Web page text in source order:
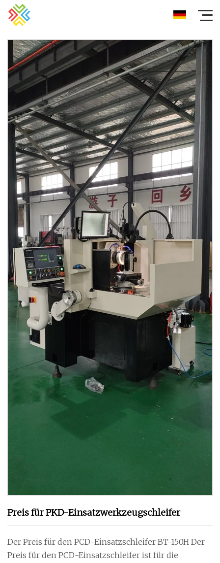
Preis für PKD-Einsatzwerkzeugschleifer
Der Preis für den PCD-Einsatzschleifer BT-150H Der
Preis für den PCD-Einsatzschleifer ist für die